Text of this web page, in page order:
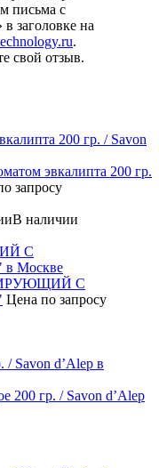
письма с
заголовке на
.
свой отзыв.
эвкалипта 200 гр.
запросу
В наличии
С
Цена по запросу
200 гр. / Savon d’Alep